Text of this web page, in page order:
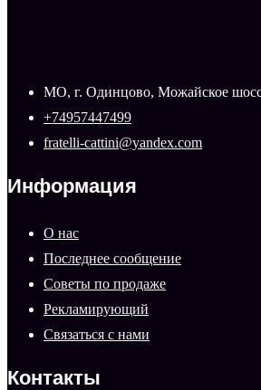
МО, г. Одинцово, Можайское
+74957447499
fratelli-cattini@yandex.com
Информация
О нас
Последнее сообщение
Советы по продаже
Рекламирующий
Связаться с нами
Контакты